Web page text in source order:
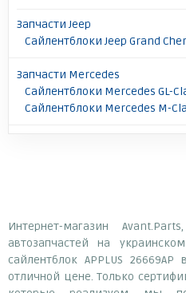
Запчасти Jeep
Сайлентблоки Jeep Grand
Запчасти Mercedes
Сайлентблоки Mercedes GL-
Сайлентблоки Mercedes M-
Интернет-магазин
автозапчастей на
сайлентблок APPLUS
отличной цене. Только